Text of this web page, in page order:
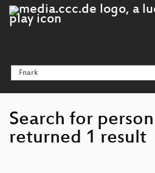
Search for
returned 1 result